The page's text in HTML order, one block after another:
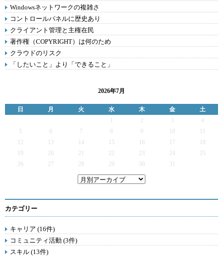
Windowsネットワークの複雑さ
コントロールパネルに歴史あり
クライアント管理と主権在民
著作権（COPYRIGHT）は何のため
クラウドのリスク
「したいこと」より「できること」
2026年7月
日 月 火 水 木 金
土
2 3
4
5
6 7 9
12
13 14 15 16 17
19
20 21 22 23 24
25
26
27 28 29 30 31
カテゴリー
キャリア (16件)
コミュニティ活動 (3件)
スキル (13件)